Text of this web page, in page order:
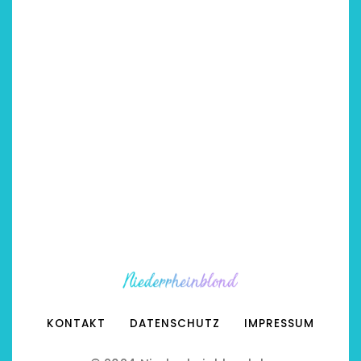
KONTAKT DATENSCHUTZ IMPRESSUM